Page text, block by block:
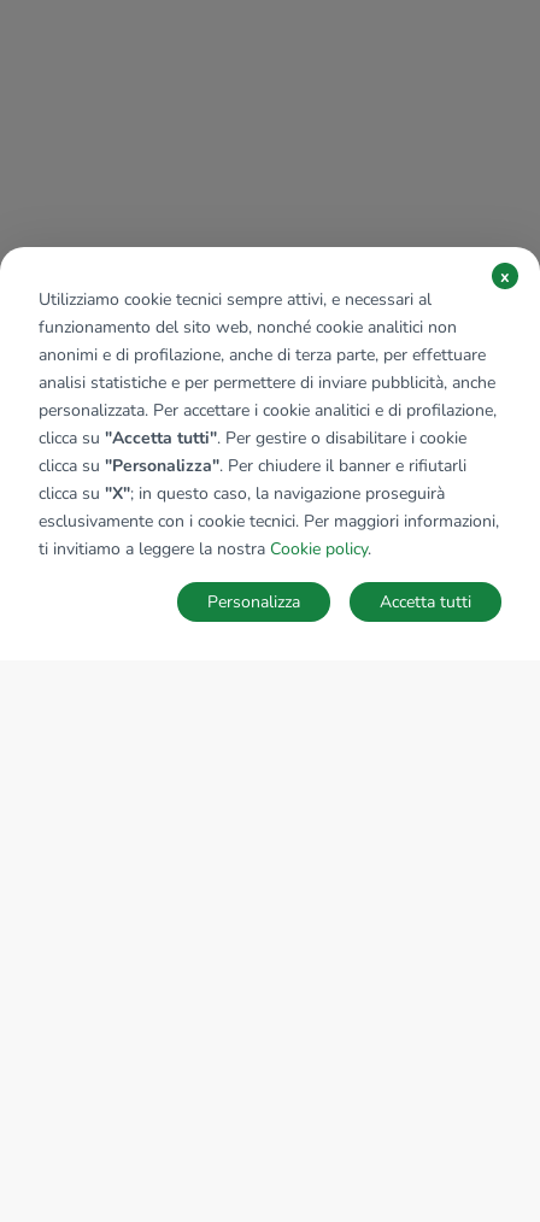
SALVA RICERCA
Utilizziamo cookie tecnici sempre attivi, e necessari al
funzionamento del sito web, nonché cookie analitici non
anonimi e di profilazione, anche di terza parte, per effettuare
analisi statistiche e per permettere di inviare pubblicità, anche
personalizzata. Per accettare i cookie analitici e di profilazione,
clicca su "Accetta tutti". Per gestire o disabilitare i cookie
clicca su "Personalizza". Per chiudere il banner e rifiutarli
clicca su "X"; in questo caso, la navigazione proseguirà
esclusivamente con i cookie tecnici. Per maggiori informazioni,
ti invitiamo a leggere la nostra Cookie policy.
x
Accetta tutti
Personalizza